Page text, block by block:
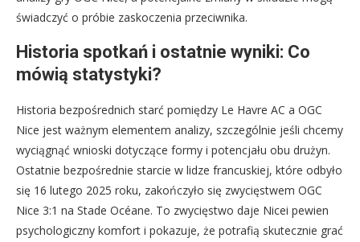
świadczyć o próbie zaskoczenia przeciwnika.
Historia spotkań i ostatnie wyniki: Co
mówią statystyki?
Historia bezpośrednich starć pomiędzy Le Havre AC a OGC
Nice jest ważnym elementem analizy, szczególnie jeśli chcemy
wyciągnąć wnioski dotyczące formy i potencjału obu drużyn.
Ostatnie bezpośrednie starcie w lidze francuskiej, które odbyło
się 16 lutego 2025 roku, zakończyło się zwycięstwem OGC
Nice 3:1 na Stade Océane. To zwycięstwo daje Nicei pewien
psychologiczny komfort i pokazuje, że potrafią skutecznie grać